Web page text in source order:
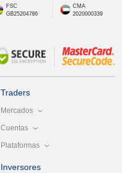
FSC
GB25204786
CMA
2020000339
Traders
Mercados
Cuentas
Plataformas
Inversores